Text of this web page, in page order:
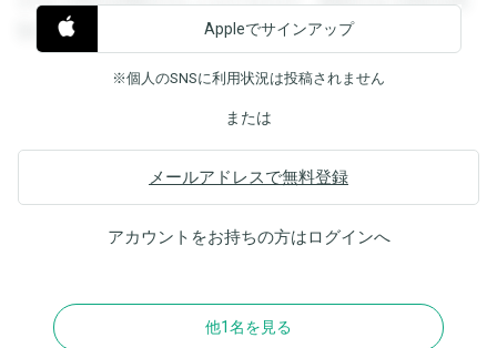
覧することができます。
Appleでサインアップ
※個人のSNSに利用状況は投稿されません
または
メールアドレスで無料登録
アカウントをお持ちの方はログインへ
他1名を見る